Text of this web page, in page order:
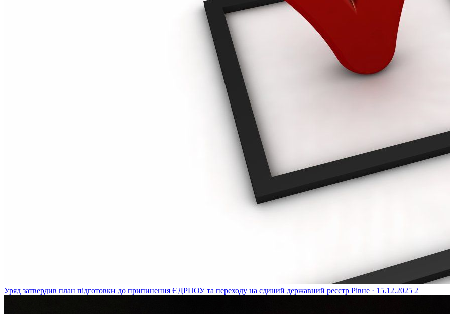
Уряд затвердив план підготовки до припинення ЄДРПОУ та переходу на єдиний державний реєстр Рівне · 15.12.2025 2